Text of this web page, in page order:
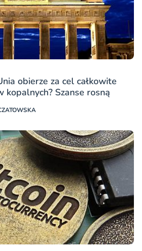
obierze za cel całkowite
kopalnych? Szanse rosną